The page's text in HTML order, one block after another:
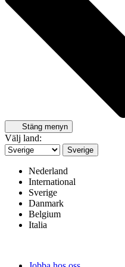
Stäng menyn
Välj land:
Sverige
Nederland
International
Sverige
Danmark
Belgium
Italia